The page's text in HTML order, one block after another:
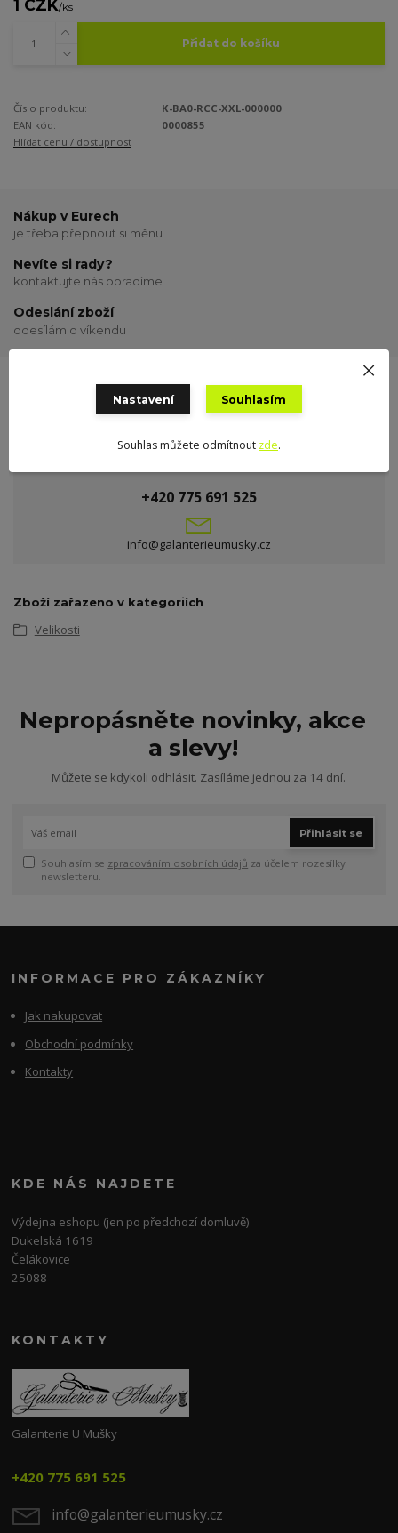
1 CZK/ks
Přidat do košíku
Číslo produktu:
K-BA0-RCC-XXL-000000
EAN kód:
0000855
Hlídat cenu / dostupnost
Nákup v Eurech
je třeba přepnout si měnu
Nevíte si rady?
kontaktujte nás poradíme
Odeslání zboží
odesílám o víkendu
+420 775 691 525
info@galanterieumusky.cz
Zboží zařazeno v kategoriích
Velikosti
Nepropásněte novinky, akce
a slevy!
Můžete se kdykoli odhlásit. Zasíláme jednou za 14 dní.
Přihlásit se
Souhlasím se zpracováním osobních údajů za účelem rozesílky
newsletteru.
INFORMACE PRO ZÁKAZNÍKY
Jak nakupovat
Obchodní podmínky
Kontakty
KDE NÁS NAJDETE
Výdejna eshopu (jen po předchozí domluvě)
Dukelská 1619
Čelákovice
25088
KONTAKTY
Galanterie U Mušky
+420 775 691 525
info@galanterieumusky.cz
Nastavení Souhlasím
Souhlas můžete odmítnout zde.